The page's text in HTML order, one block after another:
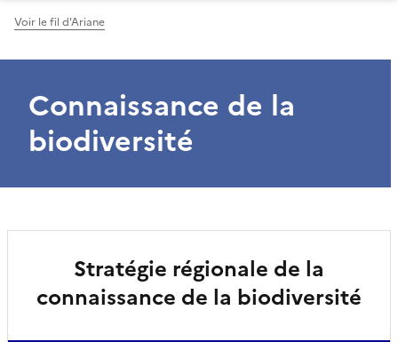
Voir le fil d'Ariane
Connaissance de la
biodiversité
Stratégie régionale de la
connaissance de la biodiversité